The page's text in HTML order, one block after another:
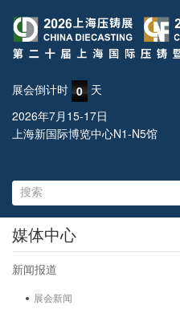
展会倒计时 0 天
2026年7月15-17日
上海新国际博览中心N1-N5馆
媒体中心
新闻报道
展会新闻